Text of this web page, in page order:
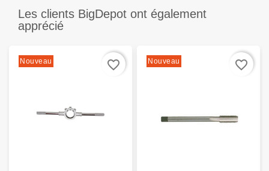
Les clients BigDepot ont également
apprécié
Nouveau favorite_border Nouveau favorite_border